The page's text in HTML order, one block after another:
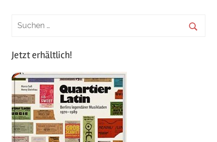
Jetzt erhältlich!